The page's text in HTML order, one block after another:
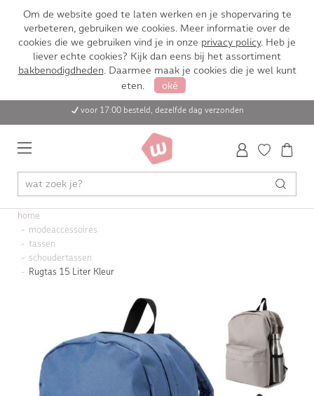
Om de website goed te laten werken en je shopervaring te
verbeteren, gebruiken we cookies. Meer informatie over de
cookies die we gebruiken vind je in onze privacy policy. Heb je
liever echte cookies? Kijk dan eens bij het assortiment
bakbenodigdheden. Daarmee maak je cookies die je wel kunt
eten.
oké
voor 17:00 besteld, dezelfde dag verzonden
home
modeaccessoires
tassen
schoudertassen
Rugtas 15 Liter Kleur